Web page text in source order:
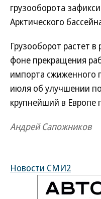
грузооборота
Арктического
Грузооборот растет
фоне прекращения
импорта сжиженного
июля об улучшении
крупнейший в Европе
Андрей Сапожников
Новости СМИ2